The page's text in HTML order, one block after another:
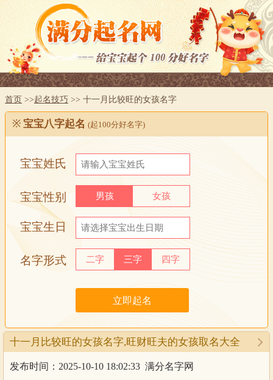
首页 >>起名技巧 >> 十一月比较旺的女孩名字
※ 宝宝八字起名 (起100分好名字)
宝宝姓氏
宝宝性别 男孩 女孩
宝宝生日
名字形式 二字 三字 四字
十一月比较旺的女孩名字,旺财旺夫的女孩取名大全
发布时间：2025-10-10 18:02:33 满分名字网